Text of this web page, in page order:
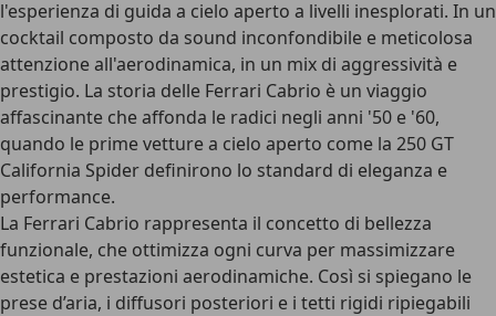
l'esperienza di guida a cielo aperto a livelli inesplorati. In un
cocktail composto da sound inconfondibile e meticolosa
attenzione all'aerodinamica, in un mix di aggressività e
prestigio. La storia delle Ferrari Cabrio è un viaggio
affascinante che affonda le radici negli anni '50 e '60,
quando le prime vetture a cielo aperto come la 250 GT
California Spider definirono lo standard di eleganza e
performance.
La Ferrari Cabrio rappresenta il concetto di bellezza
funzionale, che ottimizza ogni curva per massimizzare
estetica e prestazioni aerodinamiche. Così si spiegano le
prese d’aria, i diffusori posteriori e i tetti rigidi ripiegabili